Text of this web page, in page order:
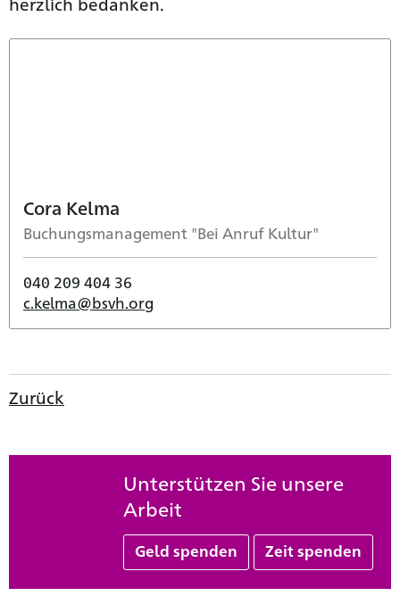
Cora Kelma
Buchungsmanagement "Bei Anruf Kultur"
040 209 404 36
c.kelma@bsvh.org
Zurück
Unterstützen Sie unsere
Arbeit
Geld spenden Zeit spenden